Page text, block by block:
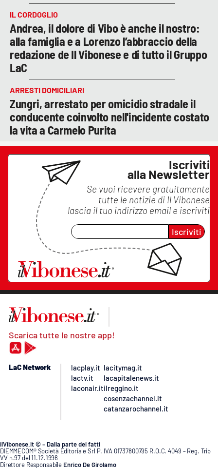
IL CORDOGLIO
Andrea, il dolore di Vibo è anche il nostro:
alla famiglia e a Lorenzo l’abbraccio della
redazione de Il Vibonese e di tutto il Gruppo
LaC
ARRESTI DOMICILIARI
Zungri, arrestato per omicidio stradale il
conducente coinvolto nell'incidente costato
la vita a Carmelo Purita
Iscriviti
alla Newsletter
Se vuoi ricevere gratuitamente
tutte le notizie di Il Vibonese
lascia il tuo indirizzo email e iscriviti
Iscriviti
Scarica tutte le nostre app!
LaC Network
lacplay.it
lactv.it
laconair.it
lacitymag.it
lacapitalenews.it
ilreggino.it
cosenzachannel.it
catanzarochannel.it
ilVibonese.it © – Dalla parte dei fatti
DIEMMECOM® Società Editoriale Srl P. IVA 01737800795 R.O.C. 4049 – Reg. Trib
VV n.97 del 11.12.1996
Direttore Responsabile Enrico De Girolamo